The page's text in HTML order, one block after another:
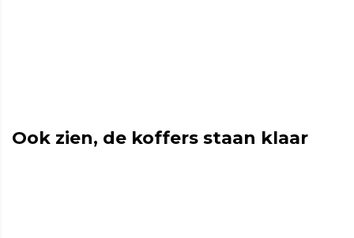
Ook zien, de koffers staan klaar